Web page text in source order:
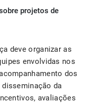
projetos de
deve organizar as
envolvidas nos
dos
da
avaliações